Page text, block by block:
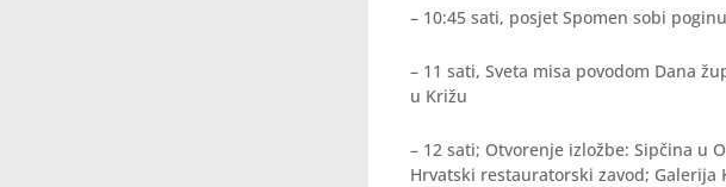
– 10:45 sati, posjet Spomen sobi
– 11 sati, Sveta misa povodom Dana
u Križu
– 12 sati; Otvorenje izložbe: Sipčina u
Hrvatski restauratorski zavod; Galerija